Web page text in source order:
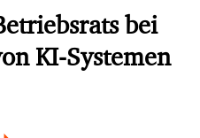
bei
KI-Systemen